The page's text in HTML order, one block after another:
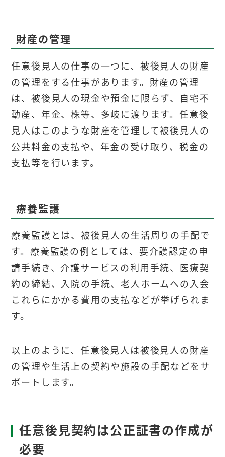
財産の管理
任意後見人の仕事の一つに、被後見人の財産
の管理をする仕事があります。財産の管理
は、被後見人の現金や預金に限らず、自宅不
動産、年金、株等、多岐に渡ります。任意後
見人はこのような財産を管理して被後見人の
公共料金の支払や、年金の受け取り、税金の
支払等を行います。
療養監護
療養監護とは、被後見人の生活周りの手配で
す。療養監護の例としては、要介護認定の申
請手続き、介護サービスの利用手続、医療契
約の締結、入院の手続、老人ホームへの入会
これらにかかる費用の支払などが挙げられま
す。
以上のように、任意後見人は被後見人の財産
の管理や生活上の契約や施設の手配などをサ
ポートします。
任意後見契約は公正証書の作成が
必要